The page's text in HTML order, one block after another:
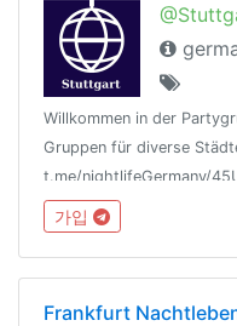
Willkommen in der
Gruppen für diverse
t.me/nightlifeGermany/
Regeln:t.me/
Gruppe:https://t.me/
가입
Frankfurt